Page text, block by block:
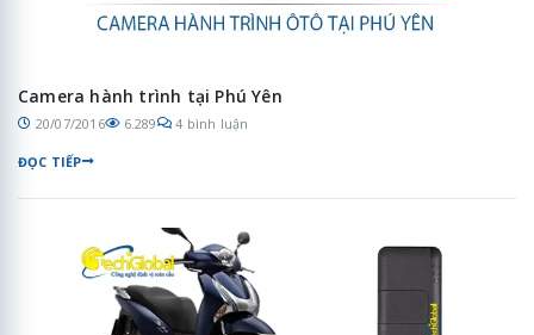
Camera hành trình tại Phú Yên
20/07/2016 6.289 4 bình luận
ĐỌC TIẾP